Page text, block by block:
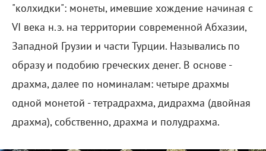
"колхидки": монеты, имевшие хождение начиная с
VI века н.э. на территории современной Абхазии,
Западной Грузии и части Турции. Назывались по
образу и подобию греческих денег. В основе -
драхма, далее по номиналам: четыре драхмы
одной монетой - тетрадрахма, дидрахма (двойная
драхма), собственно, драхма и полудрахма.